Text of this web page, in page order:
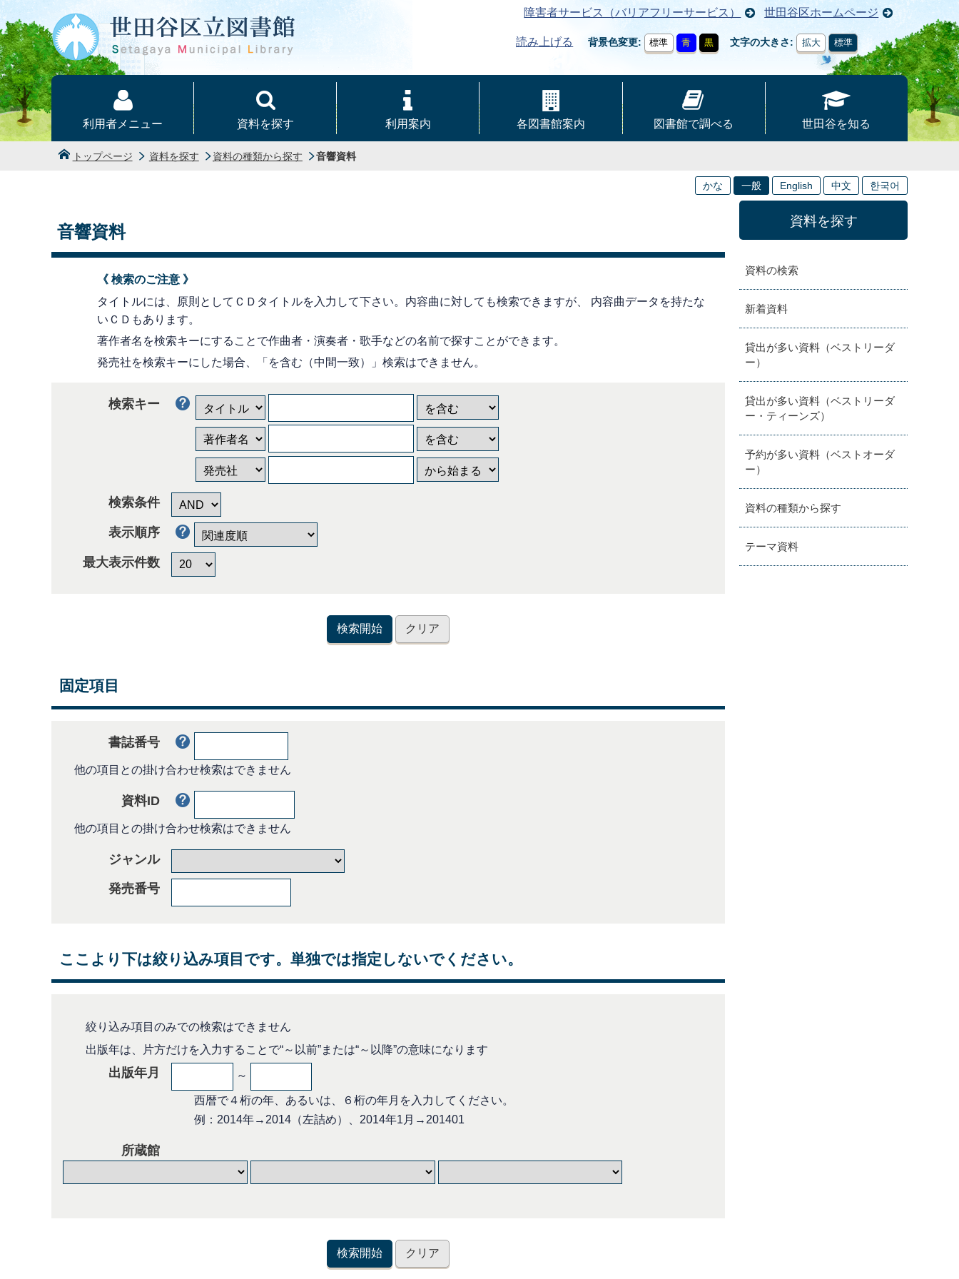
本文へ
障害者サービス（バリアフリーサービス） 世田谷区ホームページ
読み上げる 背景色変更 標準 青 黒 文字の大きさ 拡大 標準
利用者メニュー 資料を探す 利用案内 各図書館案内 図書館で調べる 世田谷を知る
トップページ 資料を探す 資料の種類から探す 音響資料
かな 一般 English 中文 한국어
音響資料
《 検索のご注意 》
タイトルには、原則としてＣＤタイトルを入力して下さい。内容曲に対しても検索できますが、 内容曲データを持たな
いＣＤもあります。
著作者名を検索キーにすることで作曲者・演奏者・歌手などの名前で探すことができます。
発売社を検索キーにした場合、「を含む（中間一致）」検索はできません。
検索キー
検索条件
表示順序
最大表示件数
固定項目
書誌番号
他の項目との掛け合わせ検索はできません
資料ID
他の項目との掛け合わせ検索はできません
ジャンル
発売番号
ここより下は絞り込み項目です。単独では指定しないでください。
絞り込み項目のみでの検索はできません
出版年は、片方だけを入力することで“～以前”または“～以降”の意味になります
出版年月 ～
西暦で４桁の年、あるいは、６桁の年月を入力してください。
例：2014年→2014（左詰め）、2014年1月→201401
所蔵館
資料を探す
資料の検索
新着資料
貸出が多い資料（ベストリーダ
ー）
貸出が多い資料（ベストリーダ
ー・ティーンズ）
予約が多い資料（ベストオーダ
ー）
資料の種類から探す
テーマ資料